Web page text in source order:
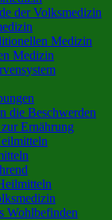
der Volksmedizin
Medizin
Medizin
die Beschwerden
Ernährung
Wohlbefinden